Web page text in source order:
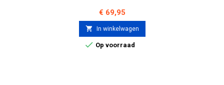
Prijs
€ 69,95
 In winkelwagen
 Op voorraad